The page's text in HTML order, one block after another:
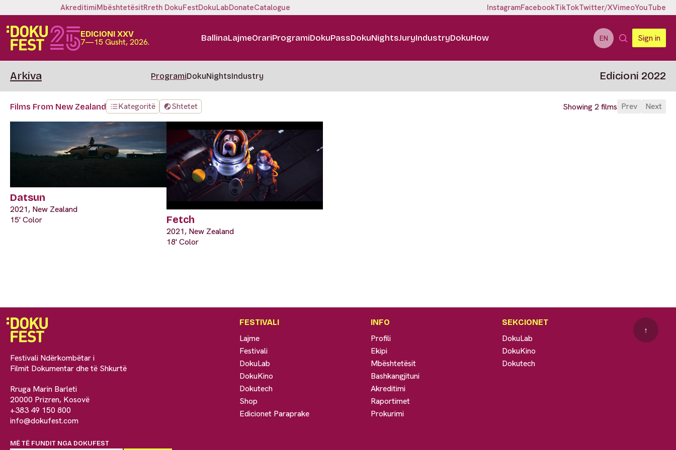
AkreditimiMbështetësitRreth DokuFestDokuLabDonateCatalogue InstagramFacebookTikTokTwitter/XVimeoYouTube
EDICIONI XXV
7—15 Gusht, 2026. BallinaLajmeOrariProgramiDokuPassDokuNightsJuryIndustryDokuHow EN Sign in
Arkiva ProgramiDokuNightsIndustry Edicioni 2022
Films From New Zealand Kategoritë Shtetet Showing 2 films Prev Next
Datsun
2021, New Zealand
15' Color
Fetch
2021, New Zealand
18' Color
Festivali Ndërkombëtar i
Filmit Dokumentar dhe të Shkurtë
Rruga Marin Barleti
20000 Prizren, Kosovë
+383 49 150 800
info@dokufest.com
MË TË FUNDIT NGA DOKUFEST
FESTIVALI
Lajme
Festivali
DokuLab
DokuKino
Dokutech
Shop
Edicionet Paraprake
INFO
Profili
Ekipi
Mbështetësit
Bashkangjituni
Akreditimi
Raportimet
Prokurimi
SEKCIONET
DokuLab
DokuKino
Dokutech
↑